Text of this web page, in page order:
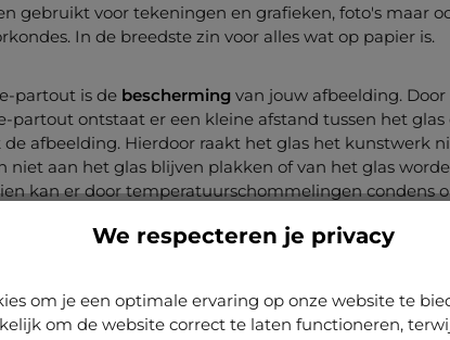
gebruikt voor tekeningen en grafieken, foto's maar
In de breedste zin voor alles wat op papier is.
partout is de bescherming van jouw afbeelding. Door
partout ontstaat er een kleine afstand tussen het glas
afbeelding. Hierdoor raakt het glas het kunstwerk
niet aan het glas blijven plakken of van het glas
kan er door temperatuurschommelingen condens
de passe-partout is het verbeteren van deoptische en
jouw object. Door de passe-partout ontstaat er
We respecteren je privacy
om je een optimale ervaring op onze website te
om de website correct te laten functioneren,